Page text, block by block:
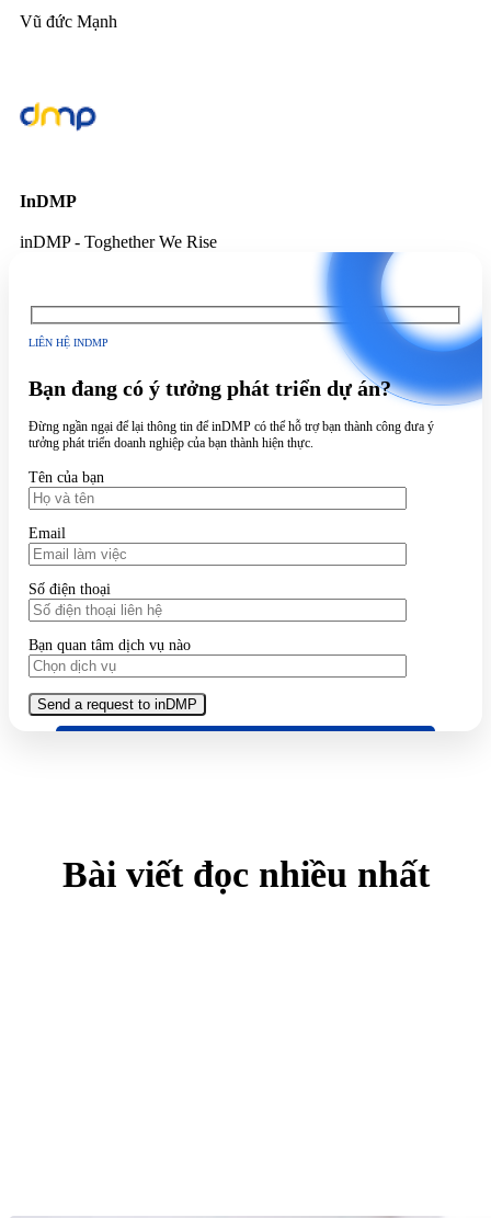
Vũ đức Mạnh
InDMP
inDMP - Toghether We Rise
LIÊN HỆ INDMP
Bạn đang có ý tưởng phát triển dự án?
Đừng ngần ngại để lại thông tin để inDMP có thể hỗ trợ bạn thành công đưa ý
tưởng phát triển doanh nghiệp của bạn thành hiện thực.
Tên của bạn
Email
Số điện thoại
Bạn quan tâm dịch vụ nào
Bài viết đọc nhiều nhất